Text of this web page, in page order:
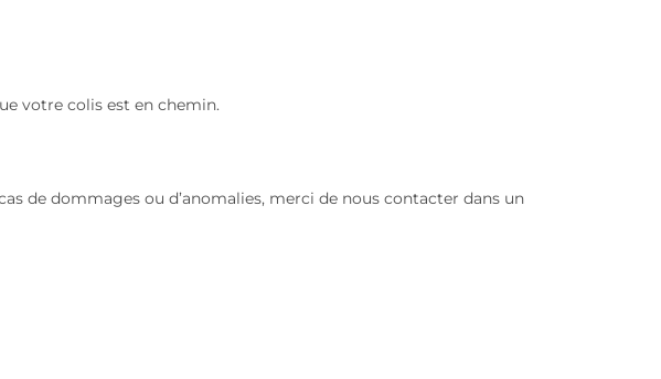
votre colis est en chemin.
de dommages ou d’anomalies, merci de nous contacter dans un